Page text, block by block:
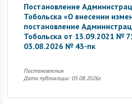
Постановление
Тобольска «О внесении
постановление
Тобольска от 13.09.2021 №
03.08.2026 № 43-пк
Постановления
Дата публикации: 05.08.2026г.